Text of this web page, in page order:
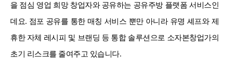
을 점심 영업 희망 창업자와 공유하는 공유주방 플랫폼 서비스인
데요. 점포 공유를 통한 매칭 서비스 뿐만 아니라 유명 셰프와 제
휴한 자체 레시피 및 브랜딩 등 통합 솔루션으로 소자본창업가의
초기 리스크를 줄여주고 있습니다.